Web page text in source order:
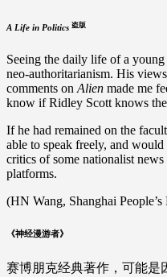
A Life in Politics 盗版
Seeing the daily life of a
neo-authoritarianism. His
comments on Alien made me
know if Ridley Scott knows
If he had remained on the
able to speak freely, and
critics of some nationalist
platforms.
(HN Wang, Shanghai People’s
《神经漫游者》
赛博朋克经典著作，可能是